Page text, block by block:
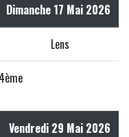
Dimanche 17 Mai 2026
Lens
Vendredi 29 Mai 2026